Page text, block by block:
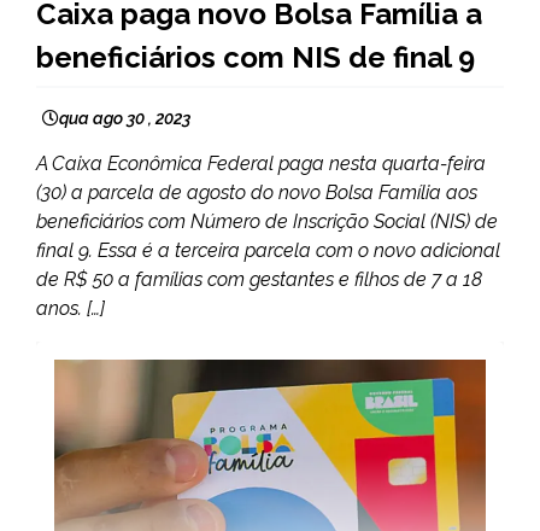
CAPELINHA
MINAS
NOTÍCIAS
Caixa paga novo Bolsa Família a
beneficiários com NIS de final 9
qua ago 30 , 2023
A Caixa Econômica Federal paga nesta quarta-feira
(30) a parcela de agosto do novo Bolsa Família aos
beneficiários com Número de Inscrição Social (NIS) de
final 9. Essa é a terceira parcela com o novo adicional
de R$ 50 a famílias com gestantes e filhos de 7 a 18
anos. […]